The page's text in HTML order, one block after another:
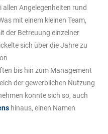
Angelegenheiten rund
mit einem kleinen Team,
der Betreuung einzelner
sich über die Jahre zu
bis hin zum Management
der gewerblichen Nutzung
konnte sich so, auch
hinaus, einen Namen